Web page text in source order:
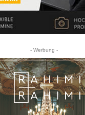
- Werbung -